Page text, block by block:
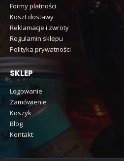
Formy płatności
Koszt dostawy
Reklamacje i zwroty
Regulamin sklepu
Polityka prywatności
SKLEP
Logowanie
Zamówienie
Koszyk
Blog
Kontakt